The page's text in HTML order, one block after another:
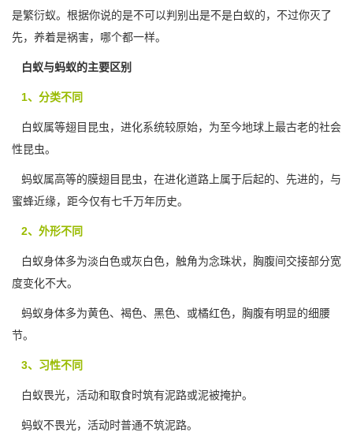
是繁衍蚁。根据你说的是不可以判别出是不是白蚁的，不过你灭了
先，养着是祸害，哪个都一样。
白蚁与蚂蚁的主要区别
1、分类不同
白蚁属等翅目昆虫 ，进化系统较原始，为至今地球上最古老的社会
性昆虫。
蚂蚁属高等的膜翅目昆虫，在进化道路上属于后起的、先进的，与
蜜蜂近缘，距今仅有七千万年历史。
2、外形不同
白蚁身体多为淡白色或灰白色，触角为念珠状，胸腹间交接部分宽
度变化不大。
蚂蚁身体多为黄色、褐色、黑色、或橘红色，胸腹有明显的细腰
节。
3、习性不同
白蚁畏光，活动和取食时筑有泥路或泥被掩护。
蚂蚁不畏光，活动时普通不筑泥路。